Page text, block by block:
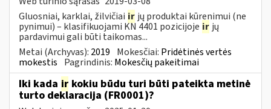
Gluosniai, karklai, žilvičiai ir jų produktai kūrenimui (ne
pynimui) – klasifikuojami KN 4401 pozicijoje ir jų
pardavimui gali būti taikomas...
Metai (Archyvas): 2019 Mokesčiai: Pridėtinės vertės
mokestis Pagrindinis: Mokesčių pakeitimai
Iki kada ir kokiu būdu turi būti pateikta metinė
turto deklaracija (FR0001)?